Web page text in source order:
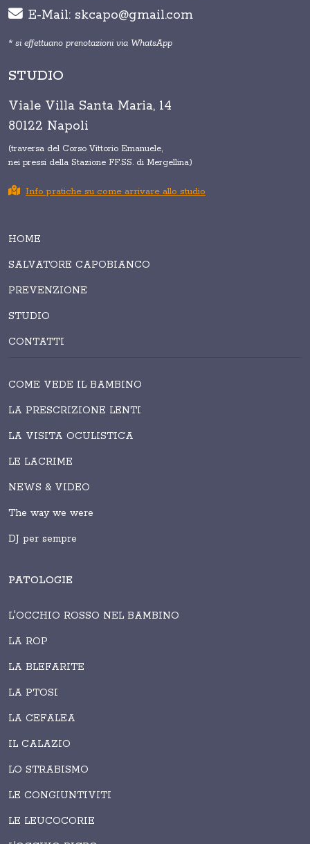
E-Mail: skcapo@gmail.com
* si effettuano prenotazioni via WhatsApp
STUDIO
Viale Villa Santa Maria, 14
80122 Napoli
(traversa del Corso Vittorio Emanuele,
nei pressi della Stazione FF.SS. di Mergellina)
Info pratiche su come arrivare allo studio
HOME
SALVATORE CAPOBIANCO
PREVENZIONE
STUDIO
CONTATTI
COME VEDE IL BAMBINO
LA PRESCRIZIONE LENTI
LA VISITA OCULISTICA
LE LACRIME
NEWS & VIDEO
The way we were
DJ per sempre
PATOLOGIE
L'OCCHIO ROSSO NEL BAMBINO
LA ROP
LA BLEFARITE
LA PTOSI
LA CEFALEA
IL CALAZIO
LO STRABISMO
LE CONGIUNTIVITI
LE LEUCOCORIE